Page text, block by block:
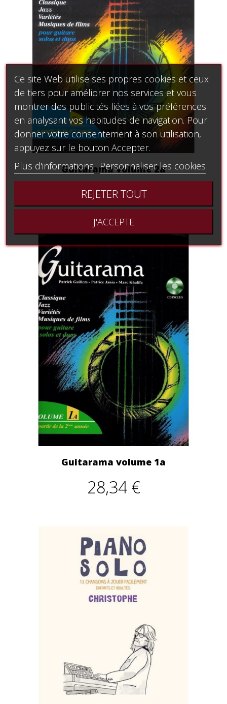
Guitarama volume 2a
28,34 €
Guitarama volume 1a
28,34 €
Ce site Web utilise ses propres cookies et ceux
de tiers pour améliorer nos services et vous
montrer des publicités liées à vos préférences
en analysant vos habitudes de navigation. Pour
donner votre consentement à son utilisation,
appuyez sur le bouton Accepter.
Plus d'informations Personnaliser les cookies
REJETER TOUT
J'ACCEPTE